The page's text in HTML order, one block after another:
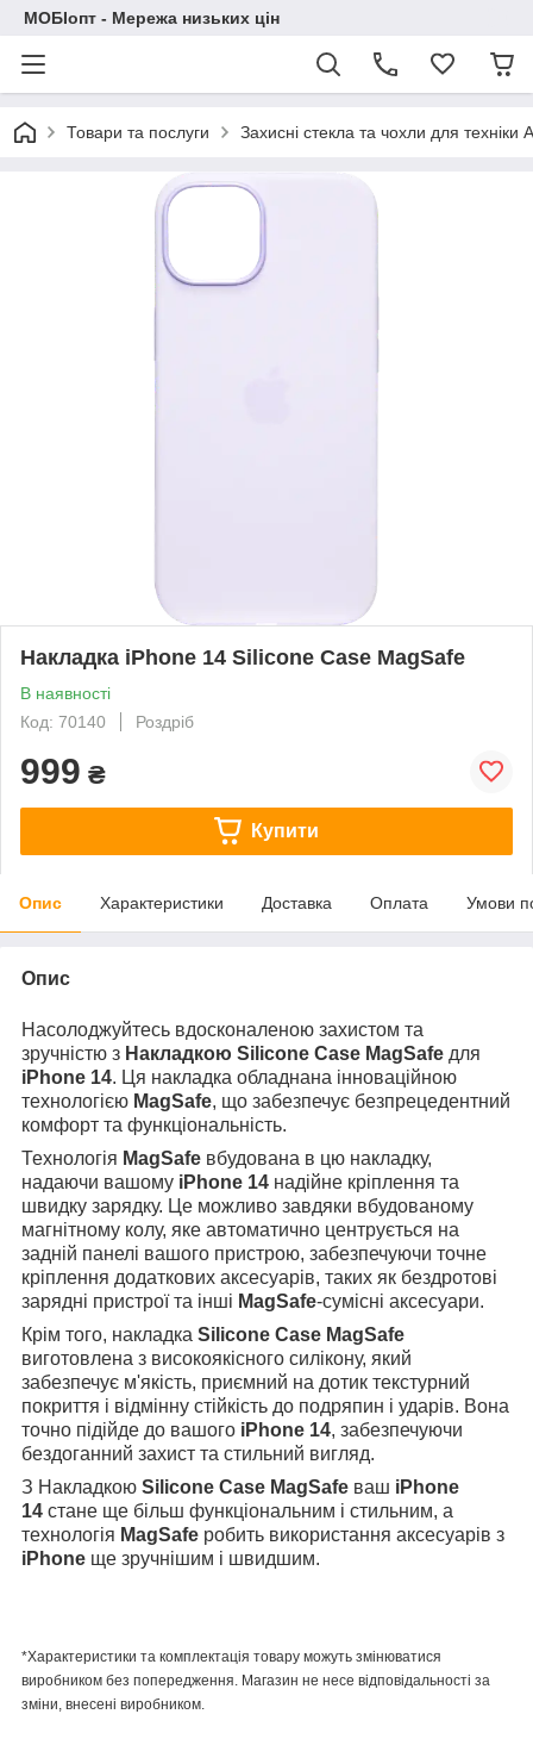
МОБІопт - Мережа низьких цін
Товари та послуги Захисні стекла та чохли для техніки
Накладка iPhone 14 Silicone Case MagSafe
В наявності
Код: 70140
Роздріб
999 ₴
Купити
Опис Характеристики Доставка Оплата Умови
Опис
Насолоджуйтесь вдосконаленою захистом та
зручністю з Накладкою Silicone Case MagSafe для
iPhone 14. Ця накладка обладнана інноваційною
технологією MagSafe, що забезпечує безпрецедентний
комфорт та функціональність.
Технологія MagSafe вбудована в цю накладку,
надаючи вашому iPhone 14 надійне кріплення та
швидку зарядку. Це можливо завдяки вбудованому
магнітному колу, яке автоматично центрується на
задній панелі вашого пристрою, забезпечуючи точне
кріплення додаткових аксесуарів, таких як бездротові
зарядні пристрої та інші MagSafe-сумісні аксесуари.
Крім того, накладка Silicone Case MagSafe
виготовлена з високоякісного силікону, який
забезпечує м'якість, приємний на дотик текстурний
покриття і відмінну стійкість до подряпин і ударів. Вона
точно підійде до вашого iPhone 14, забезпечуючи
бездоганний захист та стильний вигляд.
З Накладкою Silicone Case MagSafe ваш iPhone
14 стане ще більш функціональним і стильним, а
технологія MagSafe робить використання аксесуарів з
iPhone ще зручнішим і швидшим.
*Характеристики та комплектація товару можуть змінюватися
виробником без попередження. Магазин не несе відповідальності за
зміни, внесені виробником.